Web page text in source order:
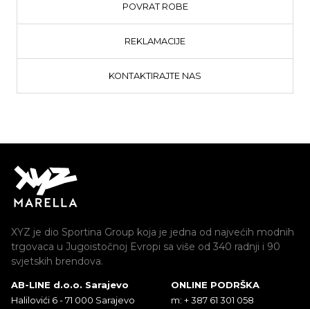
POVRAT ROBE
REKLAMACIJE
KONTAKTIRAJTE NAS
XYZ je dio Sportina Group koja je jedna od najvećih modnih
trgovaca u Jugoistočnoj Evropi sa više od 340 radnji i 90
svjetskih brendova.
AB-LINE d.o.o. Sarajevo
Halilovići 6 - 71 000 Sarajevo
ONLINE PODRŠKA
m: + 387 61 301 058